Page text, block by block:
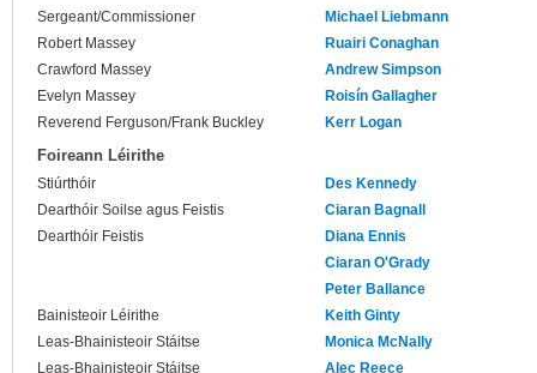
Sergeant/Commissioner
Michael Liebmann
Robert Massey
Ruairi Conaghan
Crawford Massey
Andrew Simpson
Evelyn Massey
Roisín Gallagher
Reverend Ferguson/Frank Buckley
Kerr Logan
Foireann Léirithe
Stiúrthóir
Des Kennedy
Dearthóir Soilse agus Feistis
Ciaran Bagnall
Dearthóir Feistis
Diana Ennis
Ciaran O'Grady
Peter Ballance
Bainisteoir Léirithe
Keith Ginty
Leas-Bhainisteoir Stáitse
Monica McNally
Leas-Bhainisteoir Stáitse
Alec Reece